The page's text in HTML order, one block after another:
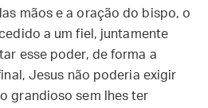
mãos e a oração do bispo, o
a um fiel, juntamente
esse poder, de forma a
Jesus não poderia exigir
grandioso sem lhes ter